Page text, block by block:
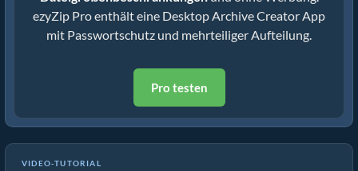
ezyZip Pro enthält eine Desktop Archive Creator App
mit Passwortschutz und mehrteiliger Aufteilung.
Pro testen
VIDEO-TUTORIAL